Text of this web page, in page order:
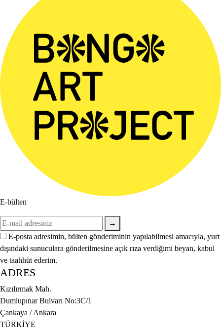
E-bülten
→
E-posta adresimin, bülten gönderiminin yapılabilmesi amacıyla, yurt
dışındaki sunuculara gönderilmesine açık rıza verdiğimi beyan, kabul
ve taahhüt ederim.
ADRES
Kızılırmak Mah.
Dumlupınar Bulvarı No:3C/1
Çankaya / Ankara
TÜRKİYE